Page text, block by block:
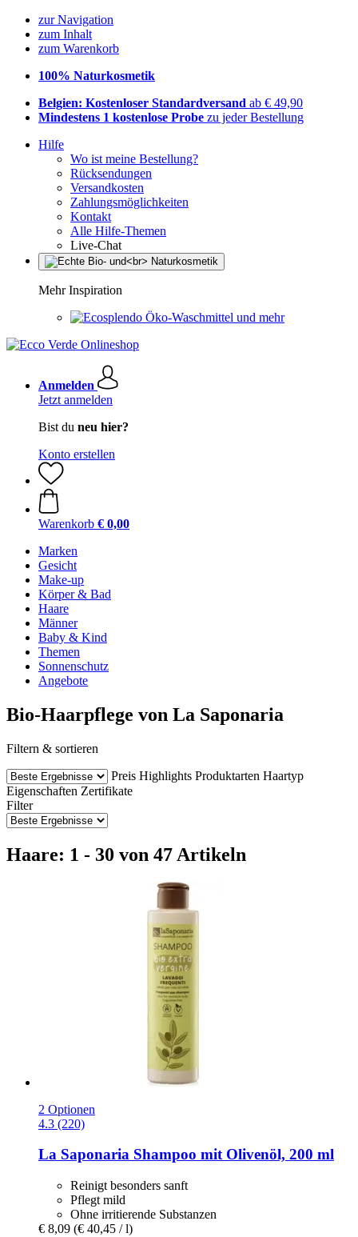
zur Navigation
zum Inhalt
zum Warenkorb
100% Naturkosmetik
Belgien: Kostenloser Standardversand ab € 49,90
Mindestens 1 kostenlose Probe zu jeder Bestellung
Hilfe
Wo ist meine Bestellung?
Rücksendungen
Versandkosten
Zahlungsmöglichkeiten
Kontakt
Alle Hilfe-Themen
Live-Chat
Mehr Inspiration
Öko-Waschmittel und mehr
Anmelden
Jetzt anmelden
Bist du neu hier?
Konto erstellen
Warenkorb € 0,00
Marken
Gesicht
Make-up
Körper & Bad
Haare
Männer
Baby & Kind
Themen
Sonnenschutz
Angebote
Bio-Haarpflege von La Saponaria
Filtern & sortieren
Preis Highlights Produktarten Haartyp
Eigenschaften Zertifikate
Filter
Haare: 1 - 30 von 47 Artikeln
2 Optionen
4.3 (220)
La Saponaria Shampoo mit Olivenöl, 200 ml
Reinigt besonders sanft
Pflegt mild
Ohne irritierende Substanzen
€ 8,09 (€ 40,45 / l)